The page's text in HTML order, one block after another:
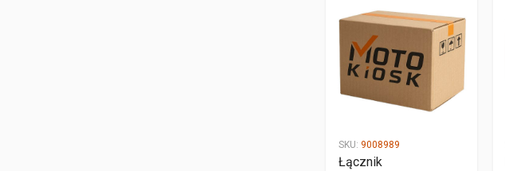
SKU: 9008989
Łącznik